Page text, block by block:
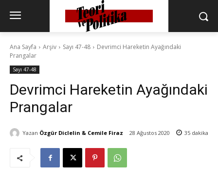
Ana Sayfa Arşiv Sayı 47-48
Devrimci Hareketin Ayağındaki
Prangalar
Sayı 47-48
Devrimci Hareketin Ayağındaki
Prangalar
Yazan Özgür Diclelin & Cemile Firaz 28 Ağustos 2020 35 dakika